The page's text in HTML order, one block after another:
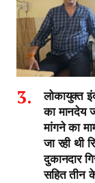
लोकायुक्त
का मानदेय
मांगने का
जा रही थी
दुकानदार
सहित तीन